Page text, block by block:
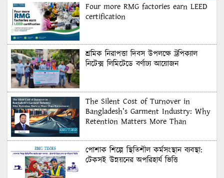
Four more RMG factories earn LEED
certification
শ্রমিক নিরাপত্তা দিবস উপলক্ষে ট্রপিক্যাল
নিটেক্স লিমিটেডে বর্ণাঢ্য আয়োজন
The Silent Cost of Turnover in
Bangladesh’s Garment Industry: Why
Retention Matters More Than
পোশাক শিল্পে স্থিতিশীল কর্মসংস্থান ব্যবস্থা:
টেকসই উন্নয়নের অপরিহার্য ভিত্তি